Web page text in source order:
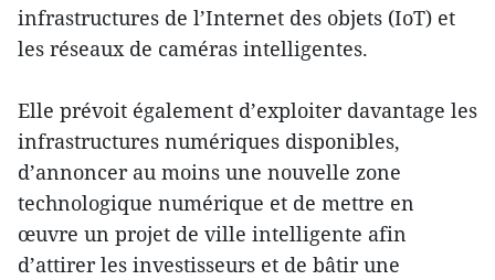
infrastructures de l’Internet des objets (IoT) et
les réseaux de caméras intelligentes.
Elle prévoit également d’exploiter davantage les
infrastructures numériques disponibles,
d’annoncer au moins une nouvelle zone
technologique numérique et de mettre en
œuvre un projet de ville intelligente afin
d’attirer les investisseurs et de bâtir une